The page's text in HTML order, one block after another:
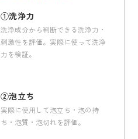
①洗浄力
洗浄成分から判断できる洗浄力・
刺激性を評価。実際に使って洗浄
力を検証。
②泡立ち
実際に使用して泡立ち・泡の持
ち・泡質・泡切れを評価。